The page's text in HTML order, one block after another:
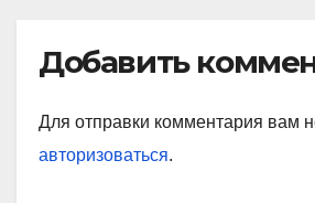
Добавить
Для отправки комментария вам
авторизоваться.